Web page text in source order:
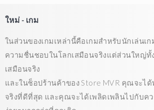
ใหม่ - เกม
ในส่วนของเกมเหล่านี้คือเกมสำหรับนักเล่นเก
ความชื่นชอบในโลกเสมือนจริงแต่ส่วนใหญ่ทั้
เสมือนจริง
และในช็อปร้านค้าของ Store MVR คุณจะไ
จริงที่ดีที่สุด และคุณจะได้เพลิดเพลินไปกับคว